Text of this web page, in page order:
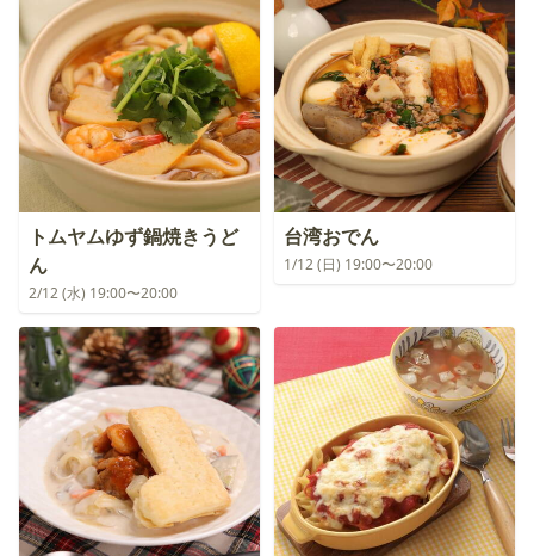
トムヤムゆず鍋焼きうど
ん
2/12 (水) 19:00〜20:00
台湾おでん
1/12 (日) 19:00〜20:00